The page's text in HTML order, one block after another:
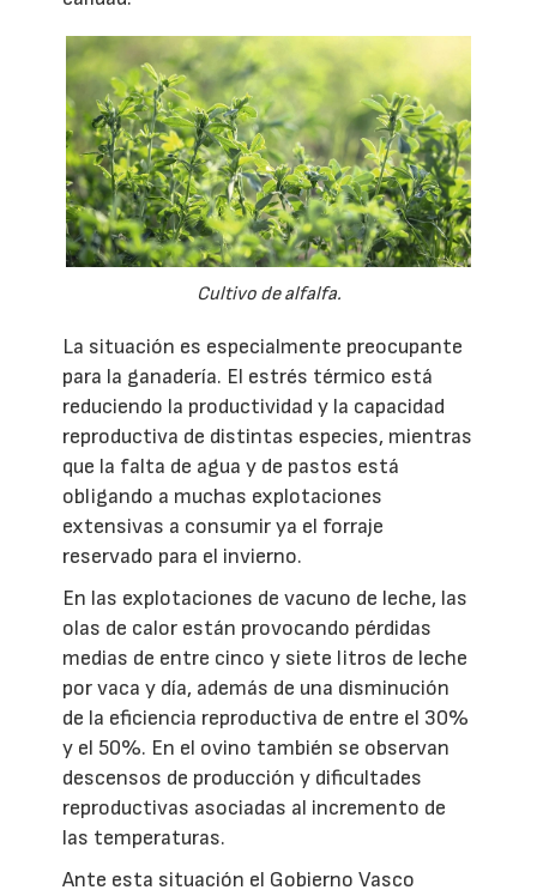
Cultivo de alfalfa.
La situación es especialmente preocupante
para la ganadería. El estrés térmico está
reduciendo la productividad y la capacidad
reproductiva de distintas especies, mientras
que la falta de agua y de pastos está
obligando a muchas explotaciones
extensivas a consumir ya el forraje
reservado para el invierno.
En las explotaciones de vacuno de leche, las
olas de calor están provocando pérdidas
medias de entre cinco y siete litros de leche
por vaca y día, además de una disminución
de la eficiencia reproductiva de entre el 30%
y el 50%. En el ovino también se observan
descensos de producción y dificultades
reproductivas asociadas al incremento de
las temperaturas.
Ante esta situación el Gobierno Vasco